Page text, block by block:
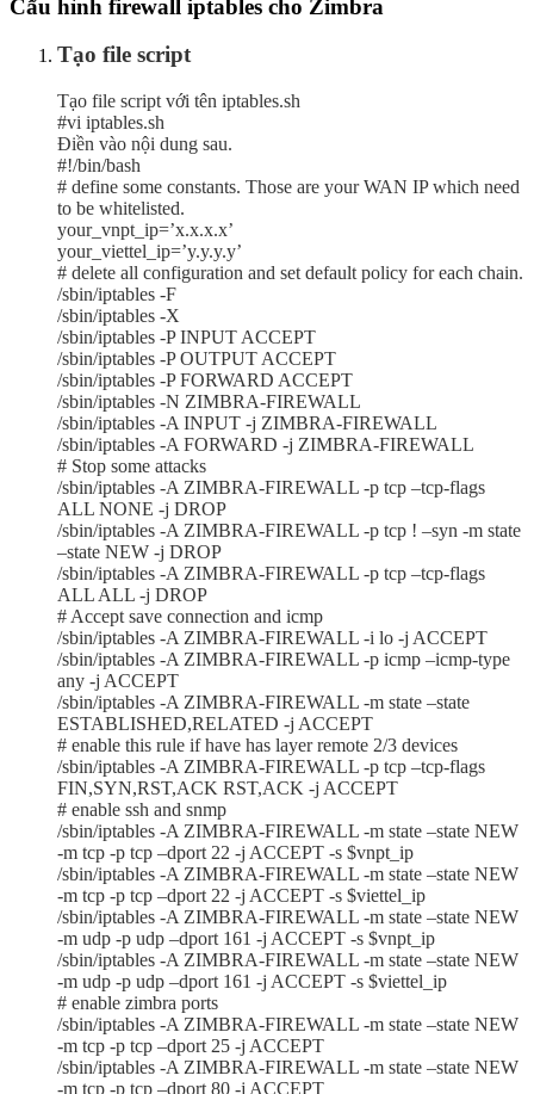
Cấu hình firewall iptables cho Zimbra
Tạo file script
Tạo file script với tên iptables.sh
#vi iptables.sh
Điền vào nội dung sau.
#!/bin/bash
# define some constants. Those are your WAN IP which need
to be whitelisted.
your_vnpt_ip=’x.x.x.x’
your_viettel_ip=’y.y.y.y’
# delete all configuration and set default policy for each chain.
/sbin/iptables -F
/sbin/iptables -X
/sbin/iptables -P INPUT ACCEPT
/sbin/iptables -P OUTPUT ACCEPT
/sbin/iptables -P FORWARD ACCEPT
/sbin/iptables -N ZIMBRA-FIREWALL
/sbin/iptables -A INPUT -j ZIMBRA-FIREWALL
/sbin/iptables -A FORWARD -j ZIMBRA-FIREWALL
# Stop some attacks
/sbin/iptables -A ZIMBRA-FIREWALL -p tcp –tcp-flags
ALL NONE -j DROP
/sbin/iptables -A ZIMBRA-FIREWALL -p tcp ! –syn -m state
–state NEW -j DROP
/sbin/iptables -A ZIMBRA-FIREWALL -p tcp –tcp-flags
ALL ALL -j DROP
# Accept save connection and icmp
/sbin/iptables -A ZIMBRA-FIREWALL -i lo -j ACCEPT
/sbin/iptables -A ZIMBRA-FIREWALL -p icmp –icmp-type
any -j ACCEPT
/sbin/iptables -A ZIMBRA-FIREWALL -m state –state
ESTABLISHED,RELATED -j ACCEPT
# enable this rule if have has layer remote 2/3 devices
/sbin/iptables -A ZIMBRA-FIREWALL -p tcp –tcp-flags
FIN,SYN,RST,ACK RST,ACK -j ACCEPT
# enable ssh and snmp
/sbin/iptables -A ZIMBRA-FIREWALL -m state –state NEW
-m tcp -p tcp –dport 22 -j ACCEPT -s $vnpt_ip
/sbin/iptables -A ZIMBRA-FIREWALL -m state –state NEW
-m tcp -p tcp –dport 22 -j ACCEPT -s $viettel_ip
/sbin/iptables -A ZIMBRA-FIREWALL -m state –state NEW
-m udp -p udp –dport 161 -j ACCEPT -s $vnpt_ip
/sbin/iptables -A ZIMBRA-FIREWALL -m state –state NEW
-m udp -p udp –dport 161 -j ACCEPT -s $viettel_ip
# enable zimbra ports
/sbin/iptables -A ZIMBRA-FIREWALL -m state –state NEW
-m tcp -p tcp –dport 25 -j ACCEPT
/sbin/iptables -A ZIMBRA-FIREWALL -m state –state NEW
-m tcp -p tcp –dport 80 -j ACCEPT